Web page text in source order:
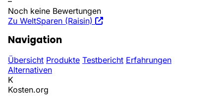
Noch keine Bewertungen
Zu WeltSparen (Raisin)
Navigation
Übersicht Produkte Testbericht Erfahrungen
Alternativen
K
Kosten.org